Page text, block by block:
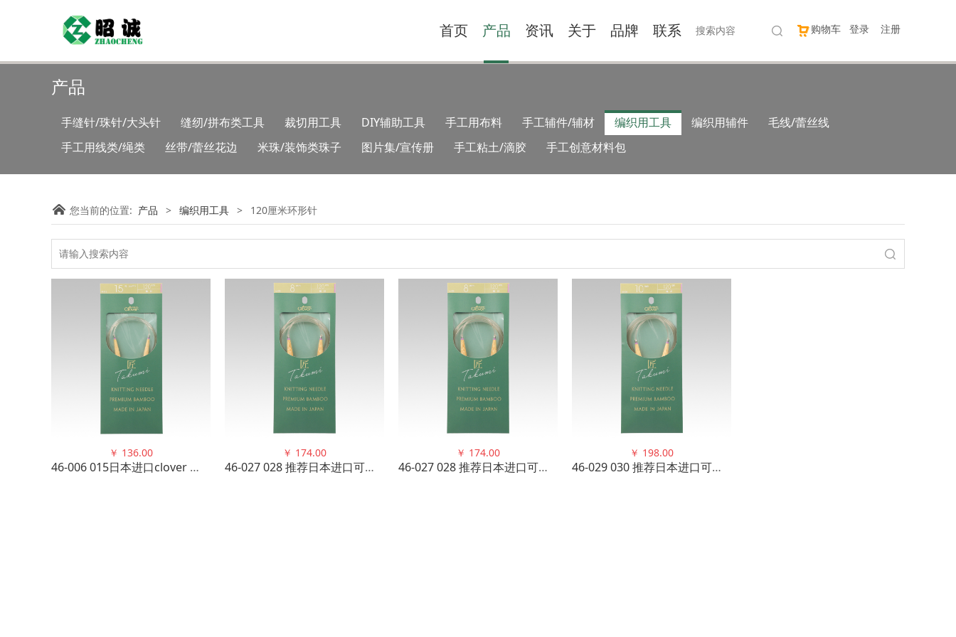
登录 注册
购物车
首页 产品 资讯 关于 品牌 联系
产品
手缝针/珠针/大头针 缝纫/拼布类工具 裁切用工具 DIY辅助工具 手工用布料 手工辅件/辅材 编织用工具 编织用辅件
毛线/蕾丝线
手工用线类/绳类
丝带/蕾丝花边 米珠/装饰类珠子 图片集/宣传册 手工粘土/滴胶 手工创意材料包
您当前的位置: 产品 > 编织用工具 > 120厘米环形针
￥ 136.00
46-006 015日本进口clover 工具 匠 环针 22款120cm
￥ 174.00
46-027 028 推荐日本进口可乐工具环针 jiang 22款120cm粗
￥ 174.00
46-027 028 推荐日本进口可乐工具环针 jiang 22款120cm粗
￥ 198.00
46-029 030 推荐日本进口可乐工具环针 匠 22款120cm粗